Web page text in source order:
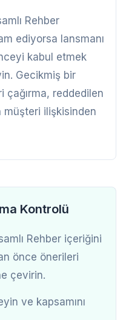
Rehber
ediyorsa lansmanı
kabul etmek
Gecikmiş bir
çağırma, reddedilen
ilişkisinden
Kontrolü
Rehber içeriğini
önce önerileri
çevirin.
ve kapsamını